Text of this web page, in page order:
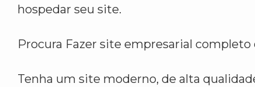
hospedar seu site.
Procura Fazer site empresarial completo
Tenha um site moderno, de alta